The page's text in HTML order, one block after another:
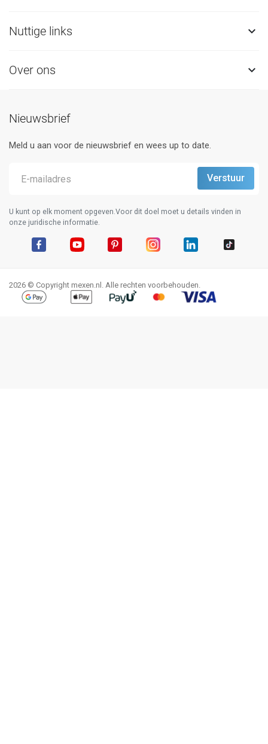
Nuttige links 
Over ons 
Nieuwsbrief
Meld u aan voor de nieuwsbrief en wees up to date.
U kunt op elk moment opgeven.Voor dit doel moet u details vinden in
onze juridische informatie.
2026 © Copyright mexen.nl. Alle rechten voorbehouden.